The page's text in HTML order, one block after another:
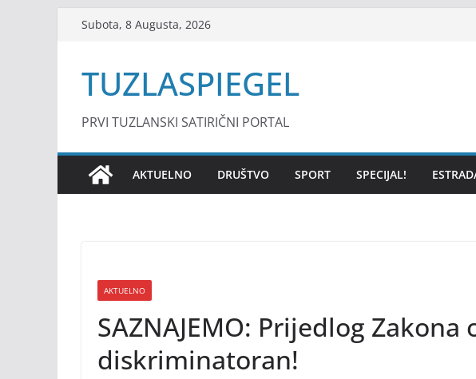
Subota, 8 Augusta, 2026
TUZLASPIEGEL
PRVI TUZLANSKI SATIRIČNI PORTAL
AKTUELNO DRUŠTVO SPORT SPECIJAL!
AKTUELNO
SAZNAJEMO: Prijedlog
diskriminatoran!